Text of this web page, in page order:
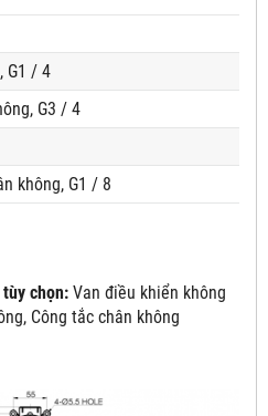
G1 / 4
G3 / 4
không, G1 / 8
chọn: Van điều khiển không
Công tắc chân không